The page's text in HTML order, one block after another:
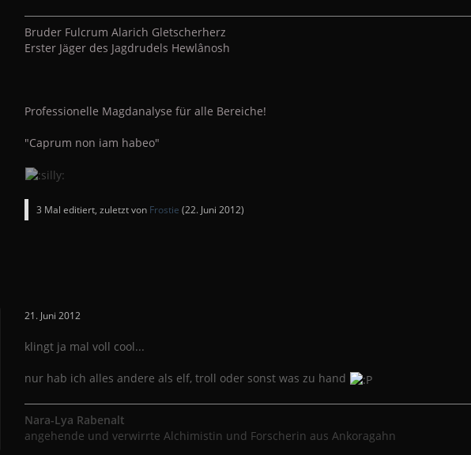
Bruder Fulcrum Alarich Gletscherherz
Erster Jäger des Jagdrudels Hewlânosh
Professionelle Magdanalyse für alle Bereiche!
"Caprum non iam habeo"
3 Mal editiert, zuletzt von Frostie (22. Juni 2012)
21. Juni 2012
klingt ja mal voll cool...
nur hab ich alles andere als elf, troll oder sonst was zu hand
Nara-Lya Rabenalt
angehende und verwirrte Alchimistin und Forscherin aus Ankoragahn